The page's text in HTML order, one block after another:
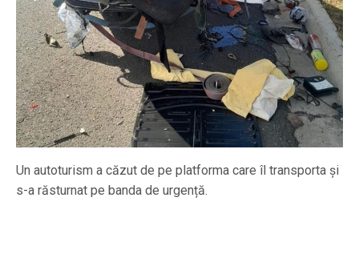
Un autoturism a căzut de pe platforma care îl transporta și
s-a răsturnat pe banda de urgență.